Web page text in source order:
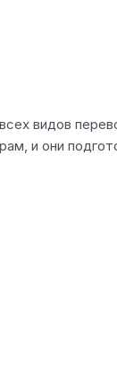
видов
и они